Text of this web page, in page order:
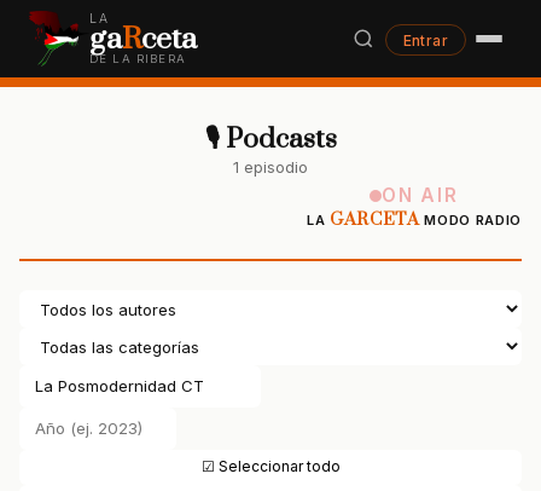
LA
gaRceta
DE LA RIBERA
Entrar
🎙 Podcasts
1 episodio
ON AIR
LA GARCETAMODO RADIO
☑ Seleccionar todo